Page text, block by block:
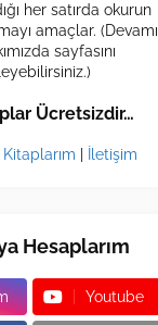
her satırda okurun
amaçlar. (Devamı
sayfasını
Ücretsizdir…
Kitaplarım İletişim
Hesaplarım
Youtube